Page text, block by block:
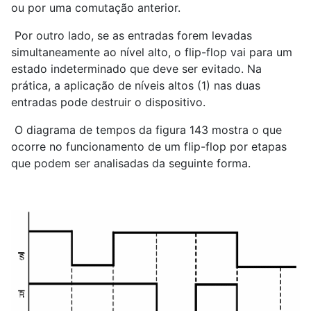
ou por uma comutação anterior.
Por outro lado, se as entradas forem levadas
simultaneamente ao nível alto, o flip-flop vai para um
estado indeterminado que deve ser evitado. Na
prática, a aplicação de níveis altos (1) nas duas
entradas pode destruir o dispositivo.
O diagrama de tempos da figura 143 mostra o que
ocorre no funcionamento de um flip-flop por etapas
que podem ser analisadas da seguinte forma.